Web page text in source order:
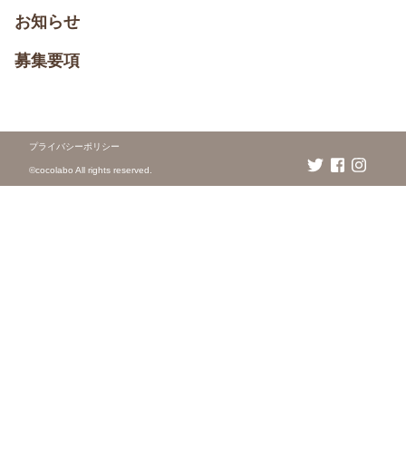
お知らせ
募集要項
プライバシーポリシー
©️cocolabo All rights reserved.